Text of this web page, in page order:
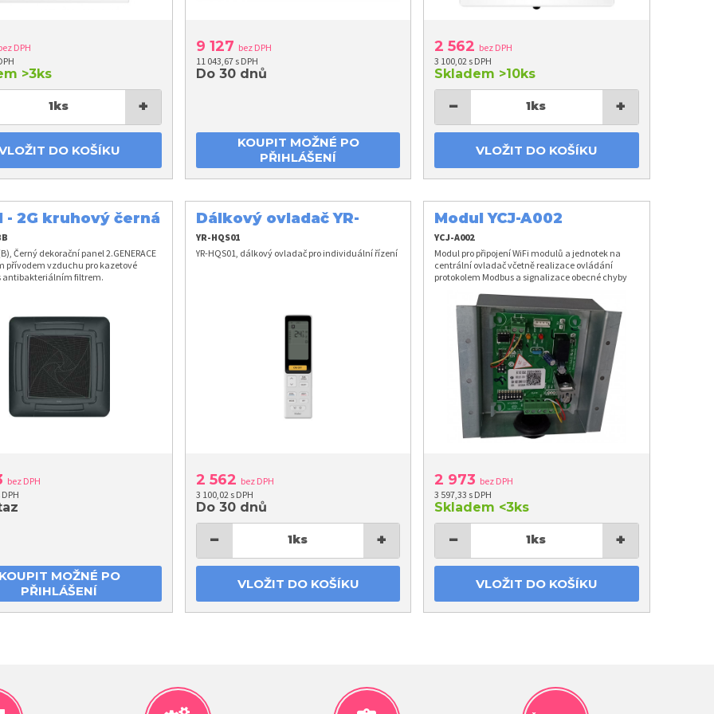
DPH
>3ks
1ks +
DO KOŠÍKU
9 127 bez DPH
11 043,67 s DPH
Do 30 dnů
KOUPIT MOŽNÉ PO
PŘIHLÁŠENÍ
2 562 bez DPH
3 100,02 s DPH
Skladem >10ks
− 1ks +
VLOŽIT DO KOŠÍKU
- 2G kruhový černá
(H)
Černý dekorační panel 2.GENERACE
přívodem vzduchu pro kazetové
antibakteriálním filtrem.
bez DPH
KOUPIT MOŽNÉ PO
PŘIHLÁŠENÍ
Dálkový ovladač YR-
HQS01
YR-HQS01
YR-HQS01, dálkový ovladač pro individuální řízení
2 562 bez DPH
3 100,02 s DPH
Do 30 dnů
− 1ks +
VLOŽIT DO KOŠÍKU
Modul YCJ-A002
YCJ-A002
Modul pro připojení WiFi modulů a jednotek na
centrální ovladač včetně realizace ovládání
protokolem Modbus a signalizace obecné chyby
2 973 bez DPH
3 597,33 s DPH
Skladem <3ks
− 1ks +
VLOŽIT DO KOŠÍKU